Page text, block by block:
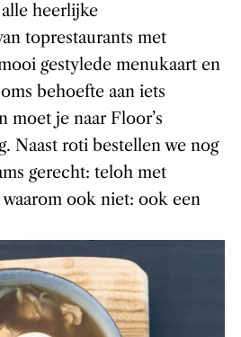
heerlijke
toprestaurants met
gestylede menukaart en
behoefte aan iets
moet je naar Floor’s
Naast roti bestellen we nog
gerecht: teloh met
ook niet: ook een